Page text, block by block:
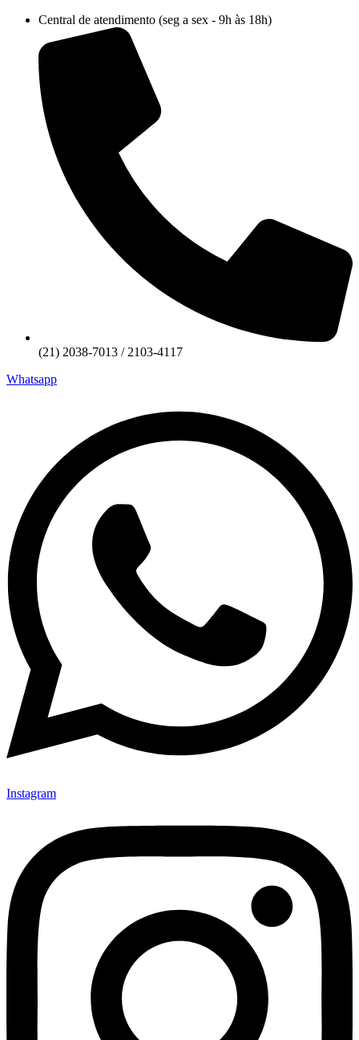
conteúdo
Central de atendimento (seg a sex - 9h às 18h)
(21) 2038-7013 / 2103-4117
Whatsapp
Instagram